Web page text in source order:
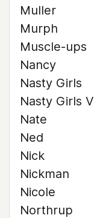
Muller
Murph
Muscle-ups
Nancy
Nasty Girls
Nasty Girls
Nate
Ned
Nick
Nickman
Nicole
Northrup